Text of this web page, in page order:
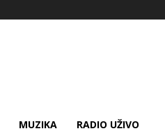
MUZIKA RADIO UŽIVO